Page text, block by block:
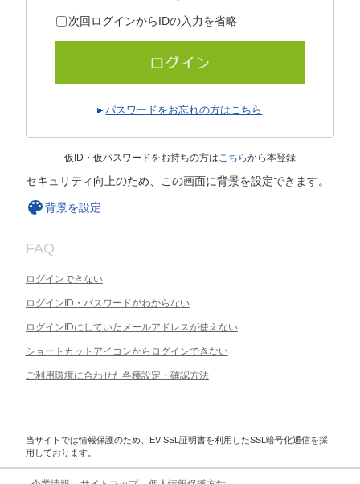
次回ログインからIDの入力を省略
パスワードをお忘れの方はこちら
仮ID・仮パスワードをお持ちの方はこちらから本登録
セキュリティ向上のため、この画面に背景を設定できます。
背景を設定
FAQ
ログインできない
ログインID・パスワードがわからない
ログインIDにしていたメールアドレスが使えない
ショートカットアイコンからログインできない
ご利用環境に合わせた各種設定・確認方法
当サイトでは情報保護のため、EV SSL証明書を利用したSSL暗号化通信を採
用しております。